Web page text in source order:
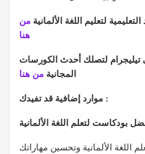
لتعليم اللغة الألمانية من
هنا
تيليجرام لتصلك أحدث الكورسات
المجانية من هنا
موارد إضافية قد تفيدك :
بودكاست لتعلم اللغة الألمانية
اللغة الألمانية وتحسين مهاراتك